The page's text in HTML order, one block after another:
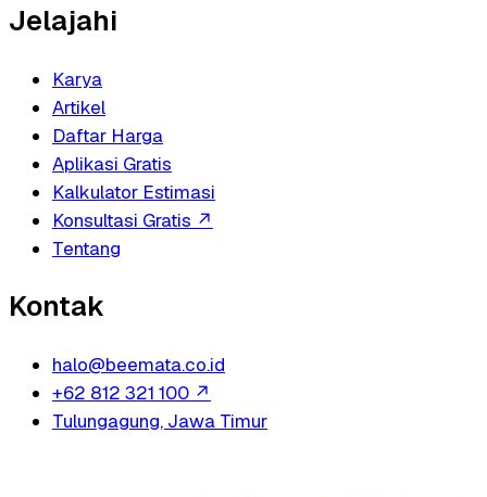
Jelajahi
Karya
Artikel
Daftar Harga
Aplikasi Gratis
Kalkulator Estimasi
Konsultasi Gratis ↗
Tentang
Kontak
halo@beemata.co.id
+62 812 321 100 ↗
Tulungagung, Jawa Timur